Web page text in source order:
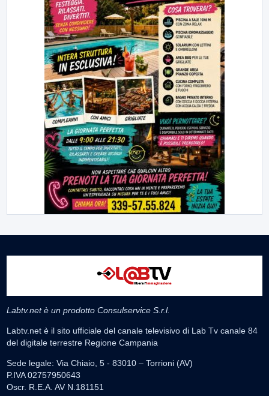
Labtv.net è un prodotto Consulservice S.r.l.
Labtv.net è il sito ufficiale del canale televisivo di Lab Tv canale 84
del digitale terrestre Regione Campania
Sede legale: Via Chiaio, 5 - 83010 – Torrioni (AV)
P.IVA 02757950643
Oscr. R.E.A. AV N.181151